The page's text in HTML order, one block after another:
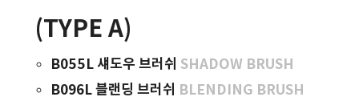
(TYPE A)
B055L 섀도우 브러쉬 SHADOW BRUSH
B096L 블랜딩 브러쉬 BLENDING BRUSH